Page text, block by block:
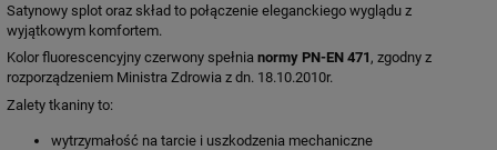
Satynowy splot oraz skład to połączenie eleganckiego wyglądu z
wyjątkowym komfortem.
Kolor fluorescencyjny czerwony spełnia normy PN-EN 471 , zgodny z
rozporządzeniem Ministra Zdrowia z dn. 18.10.2010r.
Zalety tkaniny to:
wytrzymałość na tarcie i uszkodzenia mechaniczne